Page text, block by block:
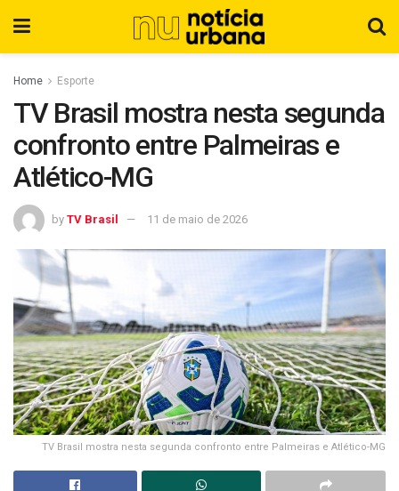
Home Esporte
TV Brasil mostra nesta segunda
confronto entre Palmeiras e
Atlético-MG
by TV Brasil 11 de maio de 2026
TV Brasil mostra nesta segunda confronto entre Palmeiras e Atlético-MG